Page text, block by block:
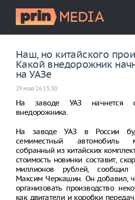
Наш, но китайского
Какой внедорожник
на УАЗе
29 мая ‘26 15:50
На заводе УАЗ начнется
внедорожника.
На заводе УАЗ в России
семиместный автомобиль
собранный из китайских
стоимость новинки составит,
миллионов рублей, сообщил
Максим Черкашин. Он добавил,
организовать производство
как двигатели и коробки